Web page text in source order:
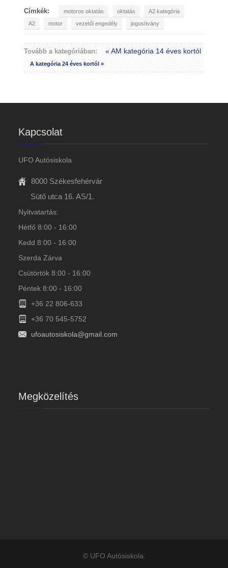
Címkék: motoros oktatás oktatás
A2 kategória
A2
motor vezetői engedély jogosítvány
Tovább a kategóriában: « AM kategória 14 éves kortól
A kategória 24 éves kortól »
Kapcsolat
UFO Autósiskola
8000 Székesfehérvár
Sütő utca 16. AS/1.
Nyitvatartás:
Hétfő 8:00 - 16:00
Kedd 8:00 - 16:00
Szerda Zárva
Csütörtök 8:00 - 16:00
Péntek 8:00 - 16:00
+36 22 806-633
+36 70 545-5752
ufoautosiskola@gmail.com
Megközelítés
© UFO Autósiskola.